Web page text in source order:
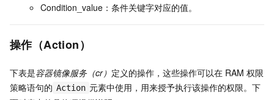
Condition_value：条件关键字对应的值。
操作（Action）
下表是容器镜像服务（cr） 定义的操作，这些操作可以在 RAM 权限
策略语句的 Action 元素中使用，用来授予执行该操作的权限。下